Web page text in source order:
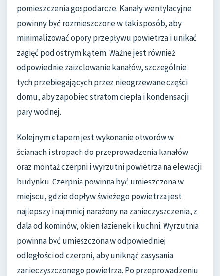
pomieszczenia gospodarcze. Kanały wentylacyjne
powinny być rozmieszczone w taki sposób, aby
minimalizować opory przepływu powietrza i unikać
zagięć pod ostrym kątem. Ważne jest również
odpowiednie zaizolowanie kanałów, szczególnie
tych przebiegających przez nieogrzewane części
domu, aby zapobiec stratom ciepła i kondensacji
pary wodnej.
Kolejnym etapem jest wykonanie otworów w
ścianach i stropach do przeprowadzenia kanałów
oraz montaż czerpni i wyrzutni powietrza na elewacji
budynku. Czerpnia powinna być umieszczona w
miejscu, gdzie dopływ świeżego powietrza jest
najlepszy i najmniej narażony na zanieczyszczenia, z
dala od kominów, okien łazienek i kuchni. Wyrzutnia
powinna być umieszczona w odpowiedniej
odległości od czerpni, aby uniknąć zasysania
zanieczyszczonego powietrza. Po przeprowadzeniu